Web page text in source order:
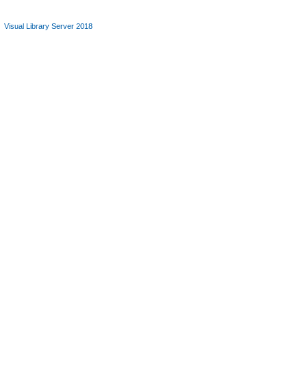
Visual Library Server 2018